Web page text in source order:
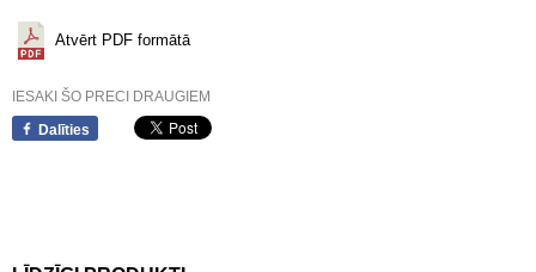
Atvērt PDF formātā
IESAKI ŠO PRECI DRAUGIEM
Dalīties